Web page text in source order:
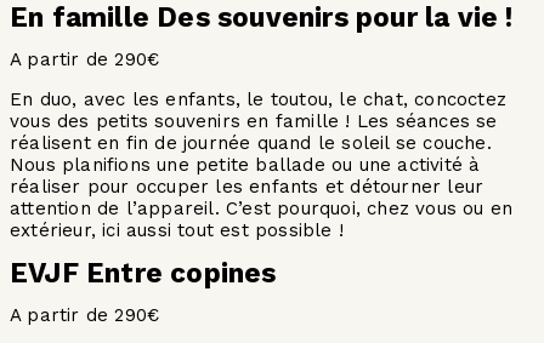
En famille Des souvenirs pour la vie !
A partir de 290€
En duo, avec les enfants, le toutou, le chat, concoctez
vous des petits souvenirs en famille ! Les séances se
réalisent en fin de journée quand le soleil se couche.
Nous planifions une petite ballade ou une activité à
réaliser pour occuper les enfants et détourner leur
attention de l’appareil. C’est pourquoi, chez vous ou en
extérieur, ici aussi tout est possible !
EVJF Entre copines
A partir de 290€